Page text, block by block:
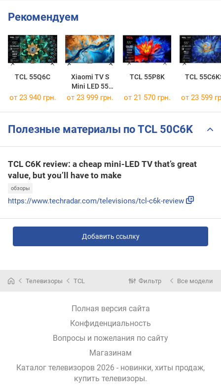
Рекомендуем
TCL 55Q6C
Xiaomi TV S
Mini LED 55
2025
TCL 55P8K TCL
от 23 940 грн. от 23 999 грн. от 21 570 грн. от 23 599
Полезные материалы по TCL 50C6K
TCL C6K review: a cheap mini-LED TV that’s great
value, but you’ll have to make
обзоры
https://www.techradar.com/televisions/tcl-c6k-review
Добавить ссылку
Телевизоры TCL Фильтр Все модели
Полная версия сайта
Конфиденциальность
Вопросы и пожелания по сайту
Магазинам
Каталог телевизоров 2026 - новинки, хиты продаж,
купить телевизоры.